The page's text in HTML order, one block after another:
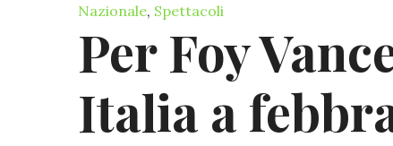
Nazionale, Spettacoli
Per Foy
Italia a